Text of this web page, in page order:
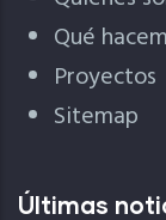
Qué
Proyectos
Sitemap
Últimas